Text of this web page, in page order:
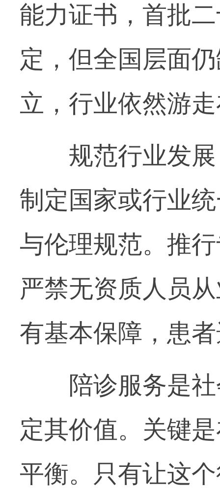
能力证书，首批
定，但全国层面
立，行业依然游
规范行业发展
制定国家或行业
与伦理规范。推
严禁无资质人员
有基本保障，患
陪诊服务是社
定其价值。关键
平衡。只有让这